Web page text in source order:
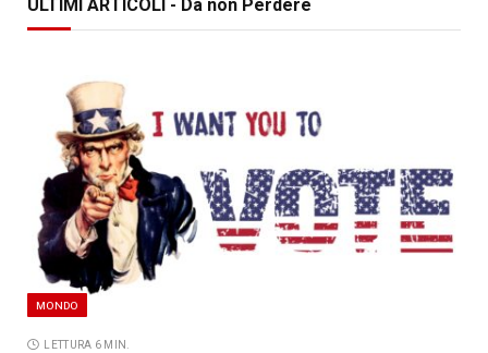
ULTIMI ARTICOLI - Da non Perdere
MONDO
LETTURA 6 MIN.